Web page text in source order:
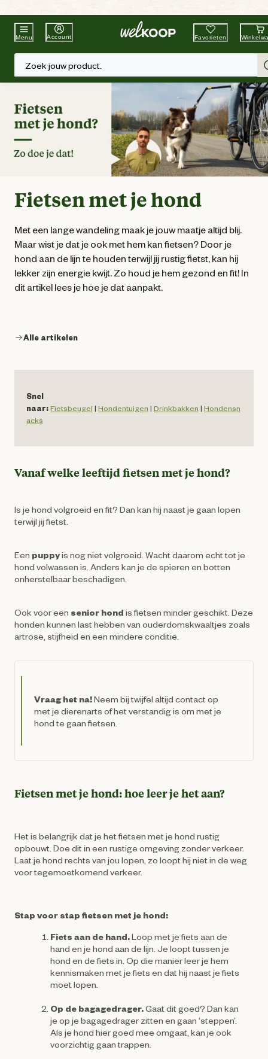
Beste WinkelketenTuin & Dier
Menu Account Favorieten
Zoek jouw product.
Fietsen met je hond
Met een lange wandeling maak je jouw maatje altijd blij.
Maar wist je dat je ook met hem kan fietsen? Door je
hond aan de lijn te houden terwijl jij rustig fietst, kan hij
lekker zijn energie kwijt. Zo houd je hem gezond en fit! In
dit artikel lees je hoe je dat aanpakt.
Alle artikelen
Snel
naar:Fietsbeugel | Hondentuigen | Drinkbakken | Hondensn
acks
Vanaf welke leeftijd fietsen met je hond?
Is je hond volgroeid en fit? Dan kan hij naast je gaan lopen
terwijl jij fietst.
Een puppyis nog niet volgroeid. Wacht daarom echt tot je
hond volwassen is. Anders kan je de spieren en botten
onherstelbaar beschadigen.
Ook voor een senior hond is fietsen minder geschikt. Deze
honden kunnen last hebben van ouderdomskwaaltjes zoals
artrose, stijfheid en een mindere conditie.
Vraag het na!Neem bij twijfel altijd contact op
met je dierenarts of het verstandig is om met je
hond te gaan fietsen.
Fietsen met je hond: hoe leer je het aan?
Het is belangrijk dat je het fietsen met je hond rustig
opbouwt. Doe dit in een rustige omgeving zonder verkeer.
Laat je hond rechts van jou lopen, zo loopt hij niet in de weg
voor tegemoetkomend verkeer.
Stap voor stap fietsen met je hond:
Fiets aan de hand.Loop met je fiets aan de
hand en je hond aan de lijn. Je loopt tussen je
hond en de fiets in. Op die manier leer je hem
kennismaken met je fiets en dat hij naast je fiets
moet lopen.
Op de bagagedrager.Gaat dit goed? Dan kan
je op je bagagedrager zitten en gaan ‘steppen’.
Als je hond hier goed mee omgaat, kan je ook
voorzichtig gaan trappen.